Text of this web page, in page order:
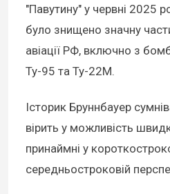
"Павутину" у червні 2025
було знищено значну
авіації РФ, включно з
Ту-95 та Ту-22М.
Історик Бруннбауер
вірить у можливість
принаймні у
середньостроковій